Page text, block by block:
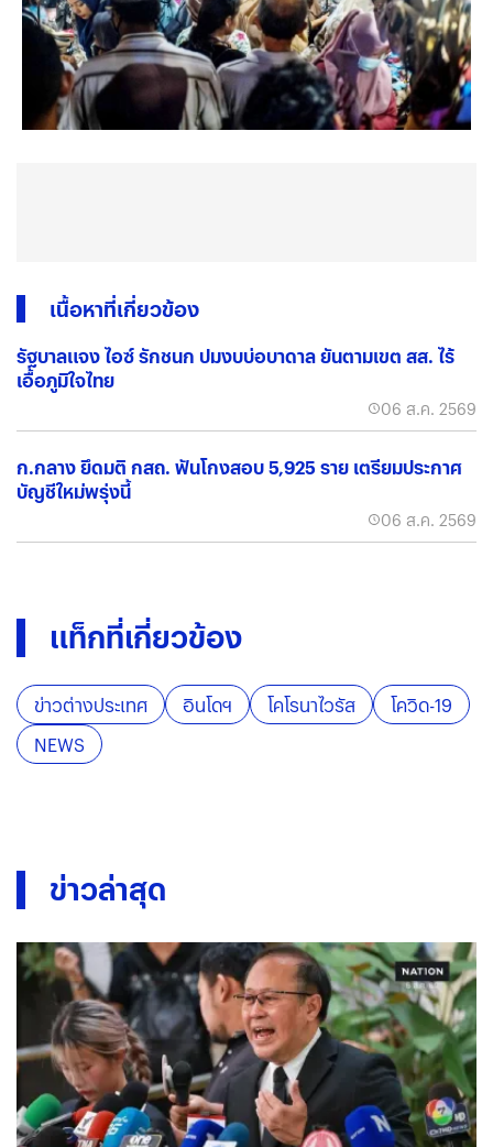
เนื้อหาที่เกี่ยวข้อง
รัฐบาลแจง ไอซ์ รักชนก ปมงบบ่อบาดาล ยันตามเขต สส. ไร้
เอื้อภูมิใจไทย
06 ส.ค. 2569
ก.กลาง ยึดมติ กสถ. ฟันโกงสอบ 5,925 ราย เตรียมประกาศ
บัญชีใหม่พรุ่งนี้
06 ส.ค. 2569
แท็กที่เกี่ยวข้อง
ข่าวต่างประเทศ อินโดฯ โคโรนาไวรัส
โควิด-19
NEWS
ข่าวล่าสุด